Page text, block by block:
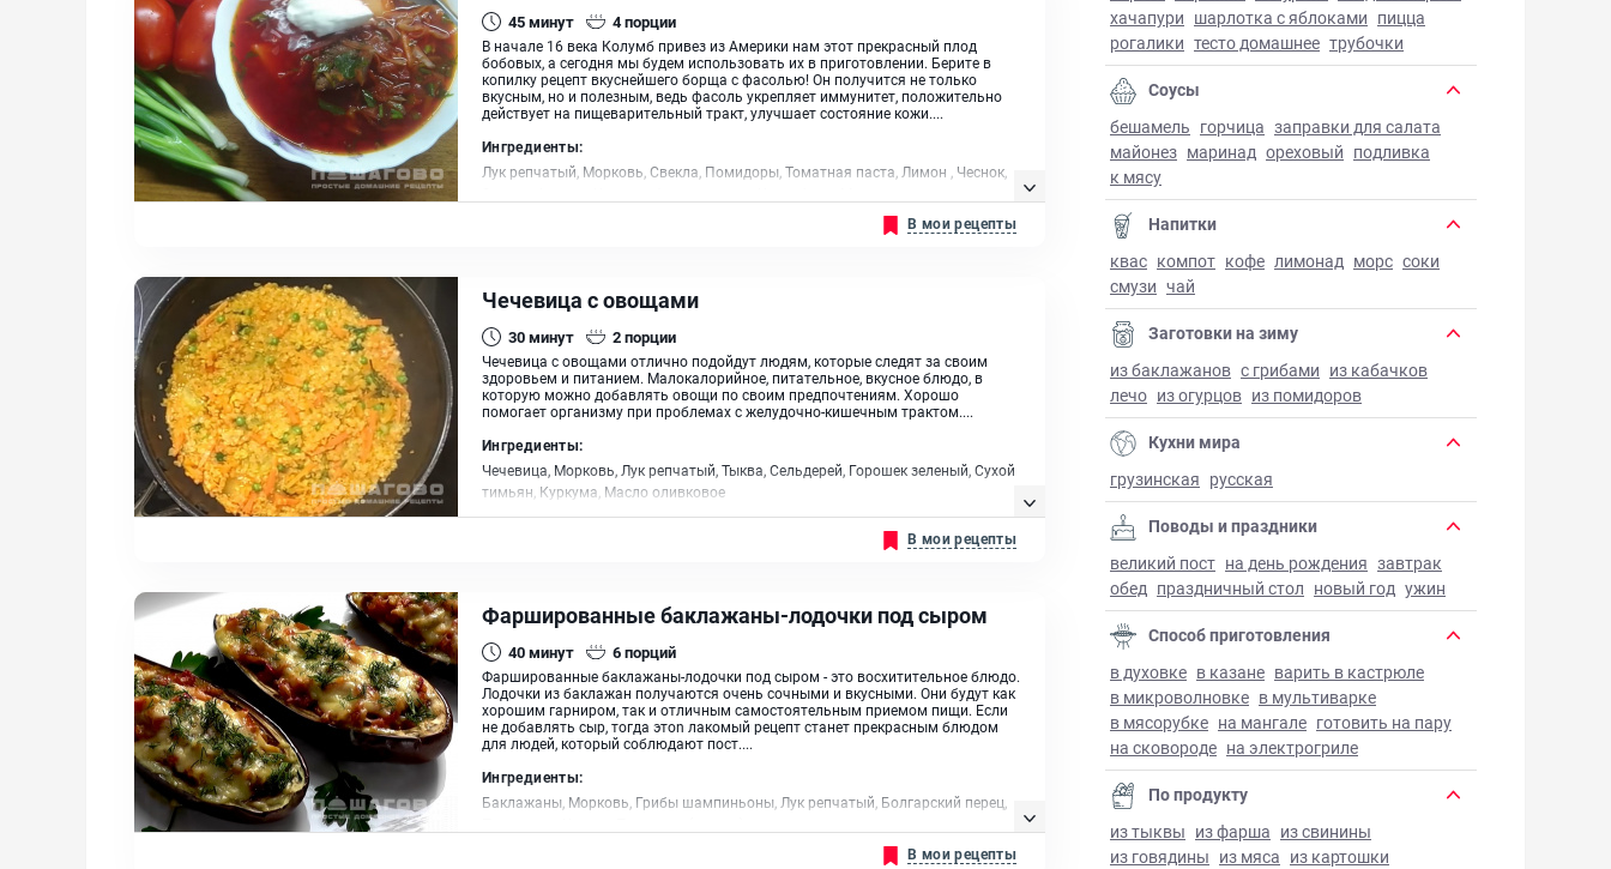
45минут 4порции
В начале 16 века Колумб привез из Америки нам этот прекрасный плод
бобовых, а сегодня мы будем использовать их в приготовлении. Берите в
копилку рецепт вкуснейшего борща с фасолью! Он получится не только
вкусным, но и полезным, ведь фасоль укрепляет иммунитет, положительно
действует на пищеварительный тракт, улучшает состояние кожи....
Ингредиенты:
Лук репчатый, Морковь, Свекла, Помидоры, Томатная паста, Лимон , Чеснок,
В мои рецепты
Чечевица с овощами
30минут 2порции
Чечевица с овощами отлично подойдут людям, которые следят за своим
здоровьем и питанием. Малокалорийное, питательное, вкусное блюдо, в
которую можно добавлять овощи по своим предпочтениям. Хорошо
помогает организму при проблемах с желудочно-кишечным трактом....
Ингредиенты:
Чечевица, Морковь, Лук репчатый, Тыква, Сельдерей, Горошек зеленый, Сухой
тимьян, Куркума, Масло оливковое
В мои рецепты
Фаршированные баклажаны-лодочки под сыром
40минут 6порций
Фаршированные баклажаны-лодочки под сыром - это восхитительное блюдо.
Лодочки из баклажан получаются очень сочными и вкусными. Они будут как
хорошим гарниром, так и отличным самостоятельным приемом пищи. Если
не добавлять сыр, тогда этоn лакомый рецепт станет прекрасным блюдом
для людей, который соблюдают пост....
Ингредиенты:
Баклажаны, Морковь, Грибы шампиньоны, Лук репчатый, Болгарский перец,
В мои рецепты
хачапури шарлотка с яблоками пицца
рогалики тесто домашнее трубочки
Соусы
бешамель горчица заправки для салата
майонез маринад ореховый подливка
к мясу
Напитки
квас компот кофе лимонад морс соки
смузи чай
Заготовки на зиму
из баклажанов с грибами из кабачков
лечо из огурцов из помидоров
Кухни мира
грузинская русская
Поводы и праздники
великий пост на день рождения завтрак
обед праздничный стол новый год ужин
Способ приготовления
в духовке в казане варить в кастрюле
в микроволновке в мультиварке
в мясорубке на мангале готовить на пару
на сковороде на электрогриле
По продукту
из тыквы из фарша из свинины
из говядины из мяса из картошки